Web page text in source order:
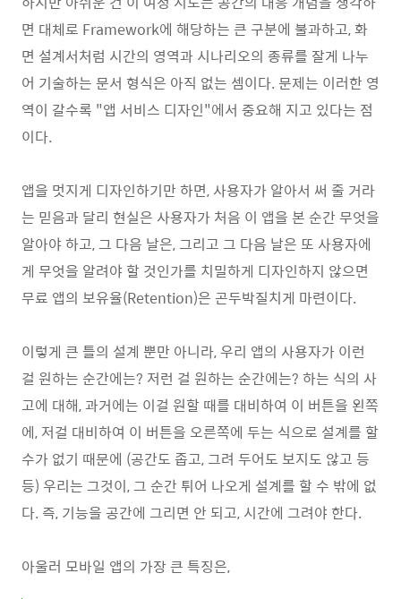
면 대체로 Framework에 해당하는 큰 구분에 불과하고, 화
면 설계서처럼 시간의 영역과 시나리오의 종류를 잘게 나누
어 기술하는 문서 형식은 아직 없는 셈이다. 문제는 이러한 영
역이 갈수록 "앱 서비스 디자인"에서 중요해 지고 있다는 점
이다.
앱을 멋지게 디자인하기만 하면, 사용자가 알아서 써 줄 거라
는 믿음과 달리 현실은 사용자가 처음 이 앱을 본 순간 무엇을
알아야 하고, 그 다음 날은, 그리고 그 다음 날은 또 사용자에
게 무엇을 알려야 할 것인가를 치밀하게 디자인하지 않으면
무료 앱의 보유율(Retention)은 곤두박질치게 마련이다.
이렇게 큰 틀의 설계 뿐만 아니라, 우리 앱의 사용자가 이런
걸 원하는 순간에는? 저런 걸 원하는 순간에는? 하는 식의 사
고에 대해, 과거에는 이걸 원할 때를 대비하여 이 버튼을 왼쪽
에, 저걸 대비하여 이 버튼을 오른쪽에 두는 식으로 설계를 할
수가 없기 때문에 (공간도 좁고, 그려 두어도 보지도 않고 등
등) 우리는 그것이, 그 순간 튀어 나오게 설계를 할 수 밖에 없
다. 즉, 기능을 공간에 그리면 안 되고, 시간에 그려야 한다.
아울러 모바일 앱의 가장 큰 특징은,